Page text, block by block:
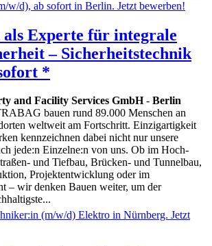
Experte für integrale
– Sicherheitstechnik
*
and Facility Services GmbH- Berlin
bauen rund 89.000 Menschen an
weltweit am Fortschritt. Einzigartigkeit
kennzeichnen dabei nicht nur unsere
jede:n Einzelne:n von uns. Ob im Hoch-
und Tiefbau, Brücken- und Tunnelbau,
Projektentwicklung oder im
– wir denken Bauen weiter, um der